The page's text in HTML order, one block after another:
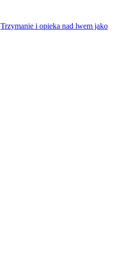
Trzymanie i opieka nad lwem jako